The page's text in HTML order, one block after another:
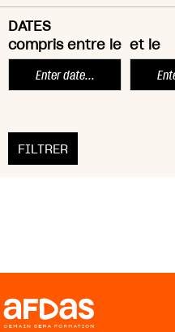
DATES
compris entre le et le